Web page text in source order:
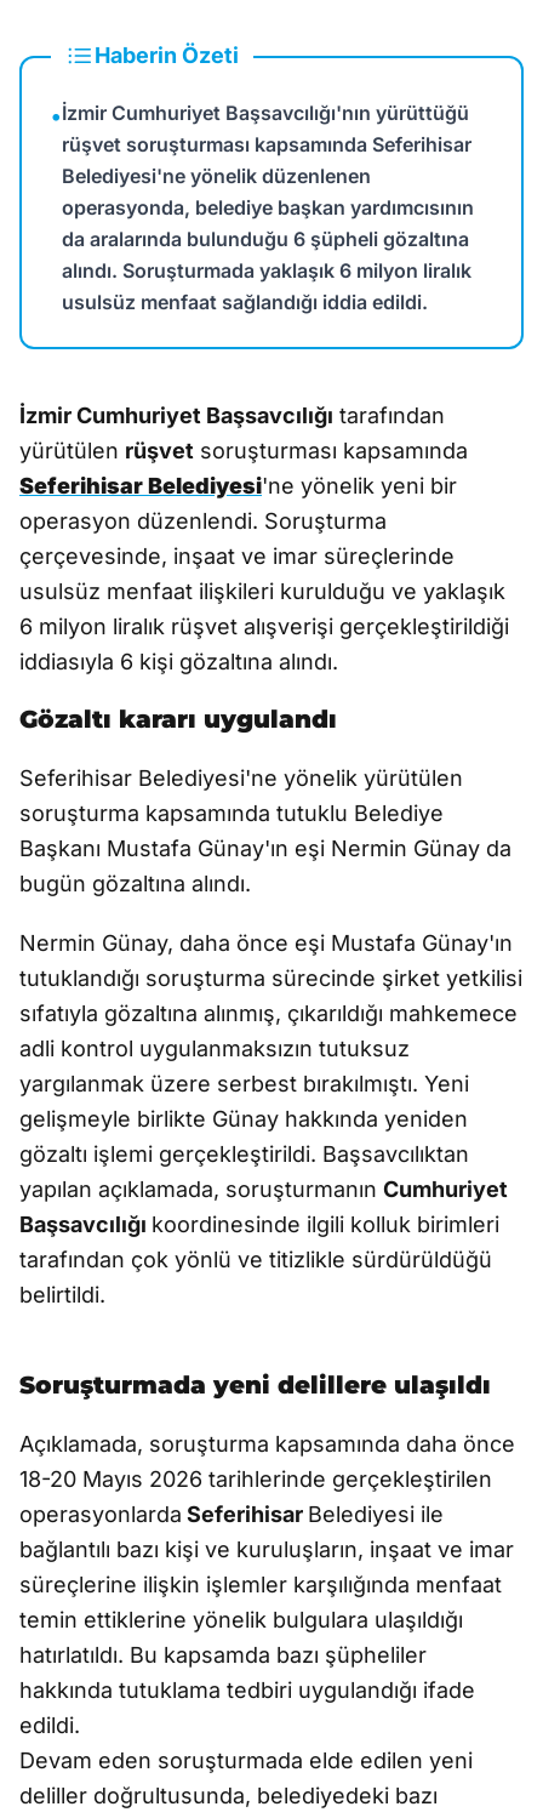
Haberin Özeti
•İzmir Cumhuriyet Başsavcılığı'nın yürüttüğü
rüşvet soruşturması kapsamında Seferihisar
Belediyesi'ne yönelik düzenlenen
operasyonda, belediye başkan yardımcısının
da aralarında bulunduğu 6 şüpheli gözaltına
alındı. Soruşturmada yaklaşık 6 milyon liralık
usulsüz menfaat sağlandığı iddia edildi.
İzmir Cumhuriyet Başsavcılığı tarafından
yürütülen rüşvet soruşturması kapsamında
Seferihisar Belediyesi'ne yönelik yeni bir
operasyon düzenlendi. Soruşturma
çerçevesinde, inşaat ve imar süreçlerinde
usulsüz menfaat ilişkileri kurulduğu ve yaklaşık
6 milyon liralık rüşvet alışverişi gerçekleştirildiği
iddiasıyla 6 kişi gözaltına alındı.
Gözaltı kararı uygulandı
Seferihisar Belediyesi'ne yönelik yürütülen
soruşturma kapsamında tutuklu Belediye
Başkanı Mustafa Günay'ın eşi Nermin Günay da
bugün gözaltına alındı.
Nermin Günay, daha önce eşi Mustafa Günay'ın
tutuklandığı soruşturma sürecinde şirket yetkilisi
sıfatıyla gözaltına alınmış, çıkarıldığı mahkemece
adli kontrol uygulanmaksızın tutuksuz
yargılanmak üzere serbest bırakılmıştı. Yeni
gelişmeyle birlikte Günay hakkında yeniden
gözaltı işlemi gerçekleştirildi. Başsavcılıktan
yapılan açıklamada, soruşturmanın Cumhuriyet
Başsavcılığı koordinesinde ilgili kolluk birimleri
tarafından çok yönlü ve titizlikle sürdürüldüğü
belirtildi.
Soruşturmada yeni delillere ulaşıldı
Açıklamada, soruşturma kapsamında daha önce
18-20 Mayıs 2026 tarihlerinde gerçekleştirilen
operasyonlarda Seferihisar Belediyesi ile
bağlantılı bazı kişi ve kuruluşların, inşaat ve imar
süreçlerine ilişkin işlemler karşılığında menfaat
temin ettiklerine yönelik bulgulara ulaşıldığı
hatırlatıldı. Bu kapsamda bazı şüpheliler
hakkında tutuklama tedbiri uygulandığı ifade
edildi.
Devam eden soruşturmada elde edilen yeni
deliller doğrultusunda, belediyedeki bazı